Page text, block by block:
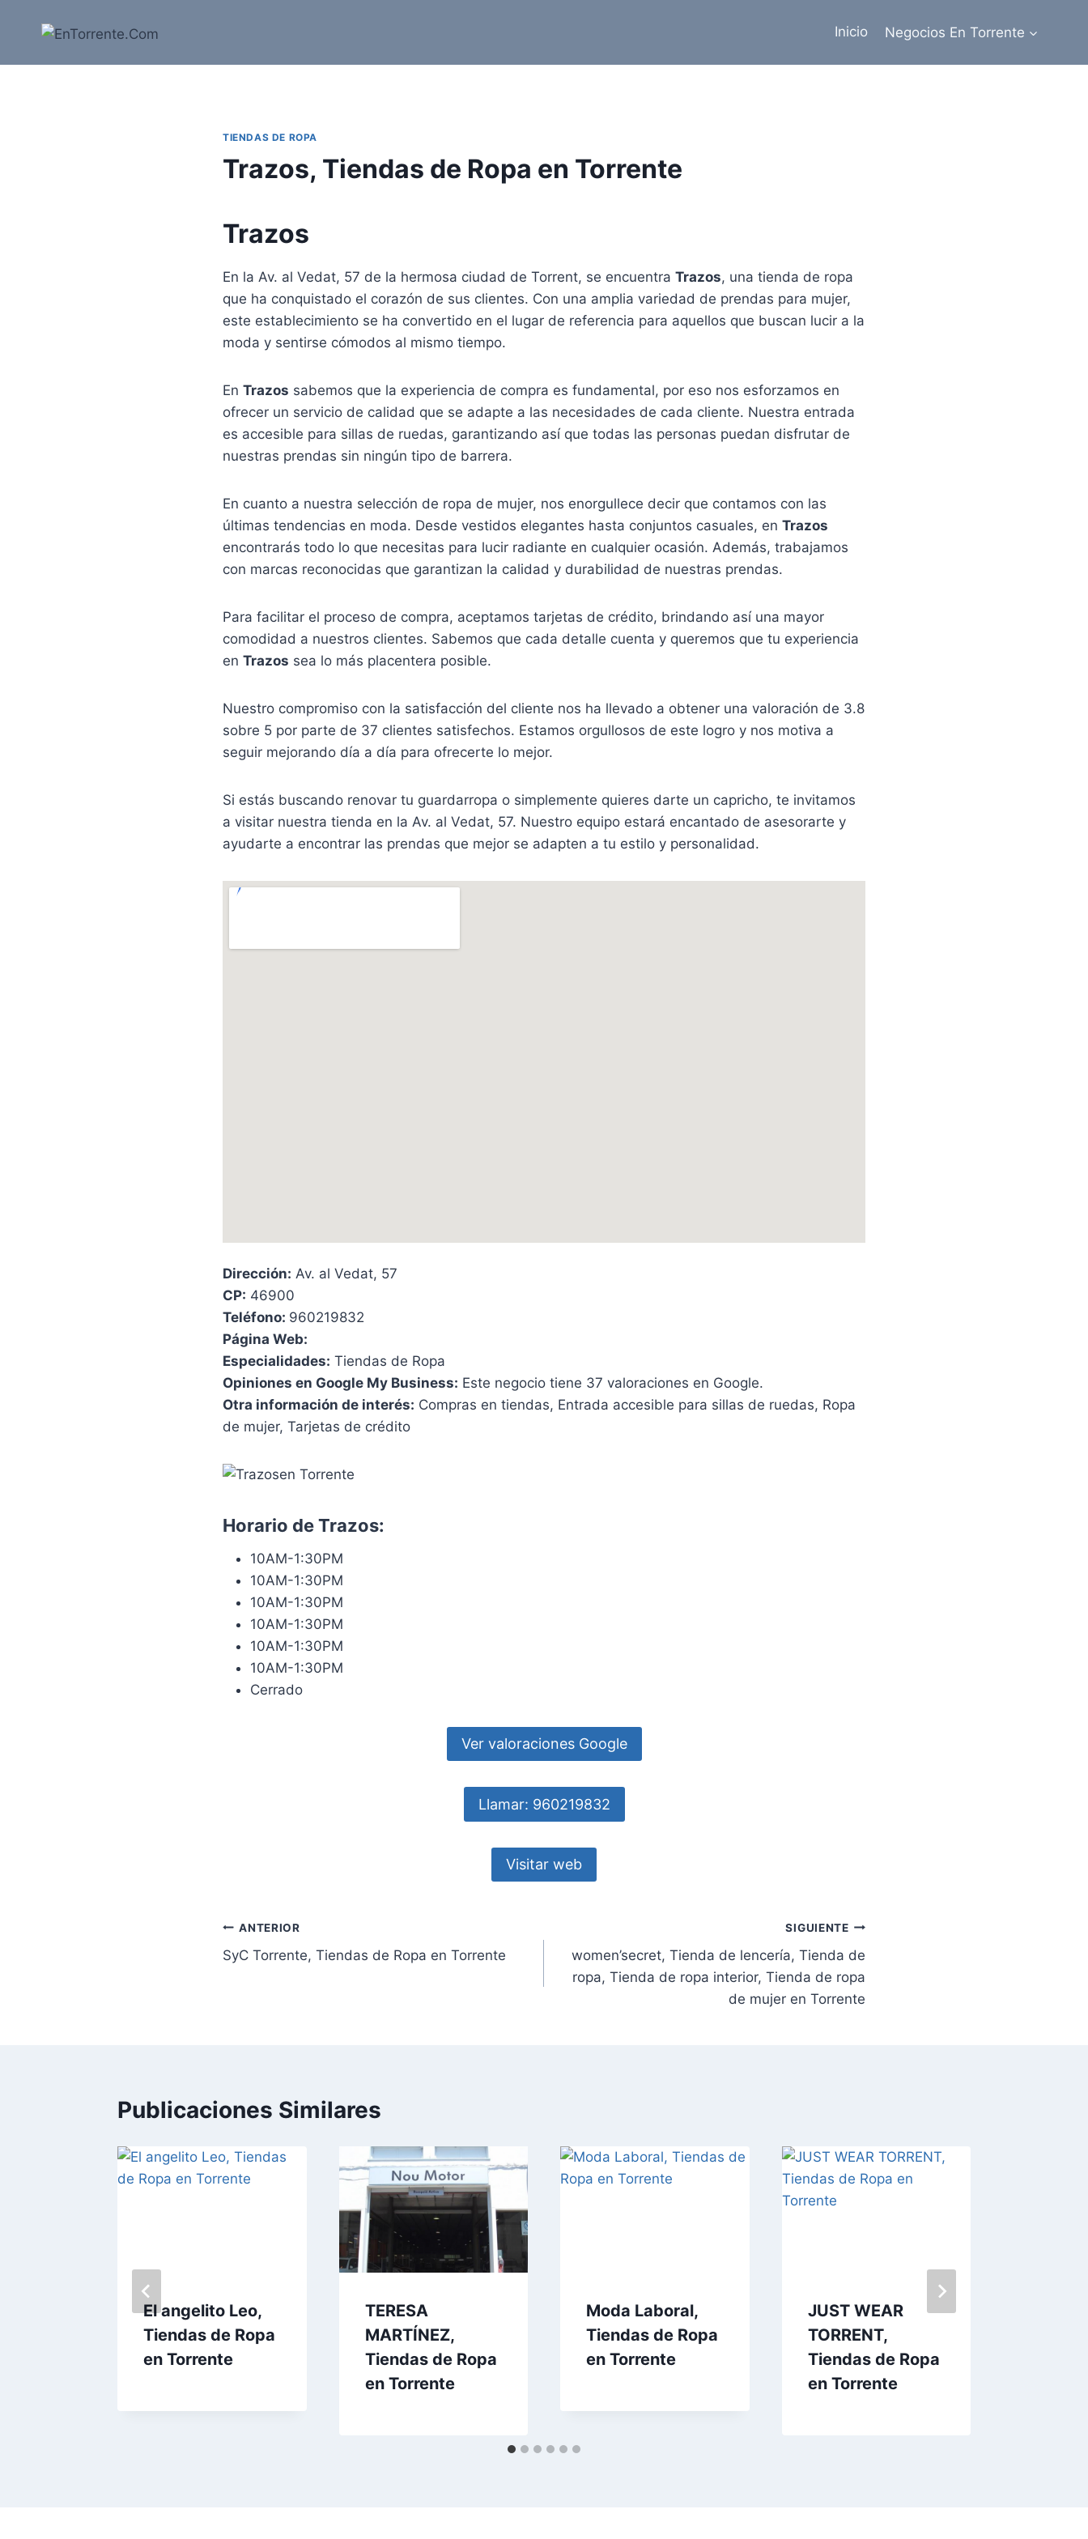
Inicio Negocios En Torrente
TIENDAS DE ROPA
Trazos, Tiendas de Ropa en Torrente
Trazos
En la Av. al Vedat, 57 de la hermosa ciudad de Torrent, se encuentra Trazos, una tienda de ropa
que ha conquistado el corazón de sus clientes. Con una amplia variedad de prendas para mujer,
este establecimiento se ha convertido en el lugar de referencia para aquellos que buscan lucir a la
moda y sentirse cómodos al mismo tiempo.
En Trazos sabemos que la experiencia de compra es fundamental, por eso nos esforzamos en
ofrecer un servicio de calidad que se adapte a las necesidades de cada cliente. Nuestra entrada
es accesible para sillas de ruedas, garantizando así que todas las personas puedan disfrutar de
nuestras prendas sin ningún tipo de barrera.
En cuanto a nuestra selección de ropa de mujer, nos enorgullece decir que contamos con las
últimas tendencias en moda. Desde vestidos elegantes hasta conjuntos casuales, en Trazos
encontrarás todo lo que necesitas para lucir radiante en cualquier ocasión. Además, trabajamos
con marcas reconocidas que garantizan la calidad y durabilidad de nuestras prendas.
Para facilitar el proceso de compra, aceptamos tarjetas de crédito, brindando así una mayor
comodidad a nuestros clientes. Sabemos que cada detalle cuenta y queremos que tu experiencia
en Trazos sea lo más placentera posible.
Nuestro compromiso con la satisfacción del cliente nos ha llevado a obtener una valoración de 3.8
sobre 5 por parte de 37 clientes satisfechos. Estamos orgullosos de este logro y nos motiva a
seguir mejorando día a día para ofrecerte lo mejor.
Si estás buscando renovar tu guardarropa o simplemente quieres darte un capricho, te invitamos
a visitar nuestra tienda en la Av. al Vedat, 57. Nuestro equipo estará encantado de asesorarte y
ayudarte a encontrar las prendas que mejor se adapten a tu estilo y personalidad.
Dirección: Av. al Vedat, 57
CP: 46900
Teléfono: 960219832
Página Web:
Especialidades: Tiendas de Ropa
Opiniones en Google My Business: Este negocio tiene 37 valoraciones en Google.
Otra información de interés: Compras en tiendas, Entrada accesible para sillas de ruedas, Ropa
de mujer, Tarjetas de crédito
Horario de Trazos:
10AM-1:30PM
10AM-1:30PM
10AM-1:30PM
10AM-1:30PM
10AM-1:30PM
10AM-1:30PM
Cerrado
Ver valoraciones Google
Llamar: 960219832
Visitar web
Navegación
de
ANTERIOR
SyC Torrente, Tiendas de Ropa en Torrente
SIGUIENTE
women’secret, Tienda de lencería, Tienda de
ropa, Tienda de ropa interior, Tienda de ropa
de mujer en Torrente
Publicaciones Similares
El angelito Leo,
Tiendas de Ropa
en Torrente
TERESA
MARTÍNEZ,
Tiendas de Ropa
en Torrente
Moda Laboral,
Tiendas de Ropa
en Torrente
JUST WEAR
TORRENT,
Tiendas de Ropa
en Torrente